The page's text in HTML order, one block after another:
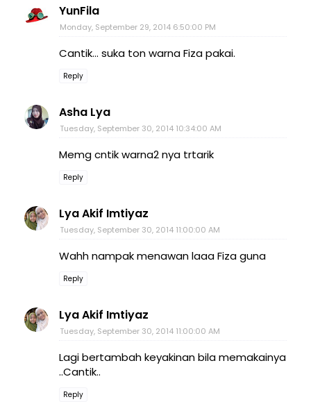
YunFila
Monday, September 29, 2014 6:50:00 PM
Cantik... suka ton warna Fiza pakai.
Reply
Asha Lya
Tuesday, September 30, 2014 10:34:00 AM
Memg cntik warna2 nya trtarik
Reply
Lya Akif Imtiyaz
Tuesday, September 30, 2014 11:00:00 AM
Wahh nampak menawan laaa Fiza guna
Reply
Lya Akif Imtiyaz
Tuesday, September 30, 2014 11:00:00 AM
Lagi bertambah keyakinan bila memakainya
..Cantik..
Reply